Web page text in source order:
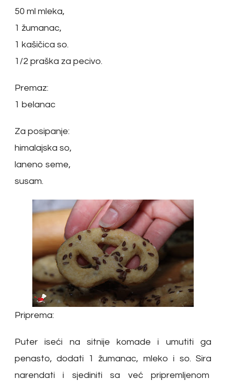
50 ml mleka,
1 žumanac,
1 kašičica so.
1/2 praška za pecivo.
Premaz:
1 belanac
Za posipanje:
himalajska so,
laneno seme,
susam.
Priprema:
Puter iseći na sitnije komade i umutiti ga
penasto, dodati 1 žumanac, mleko i so. Sira
narendati i sjediniti sa već pripremljenom